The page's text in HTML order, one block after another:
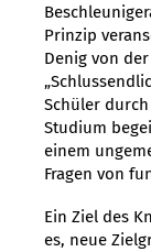
Prinzip
Denig von
Schüler
Studium
einem
Fragen von
Ein Ziel des
es, neue